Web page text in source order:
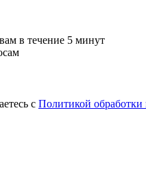
в течение 5 минут
с Политикой